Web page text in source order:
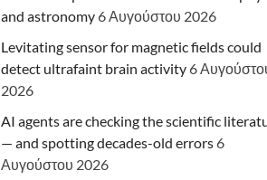
and astronomy 6 Αυγούστου 2026
Levitating sensor for magnetic fields could
detect ultrafaint brain activity 6
2026
AI agents are checking the scientific
— and spotting decades-old errors 6
Αυγούστου 2026